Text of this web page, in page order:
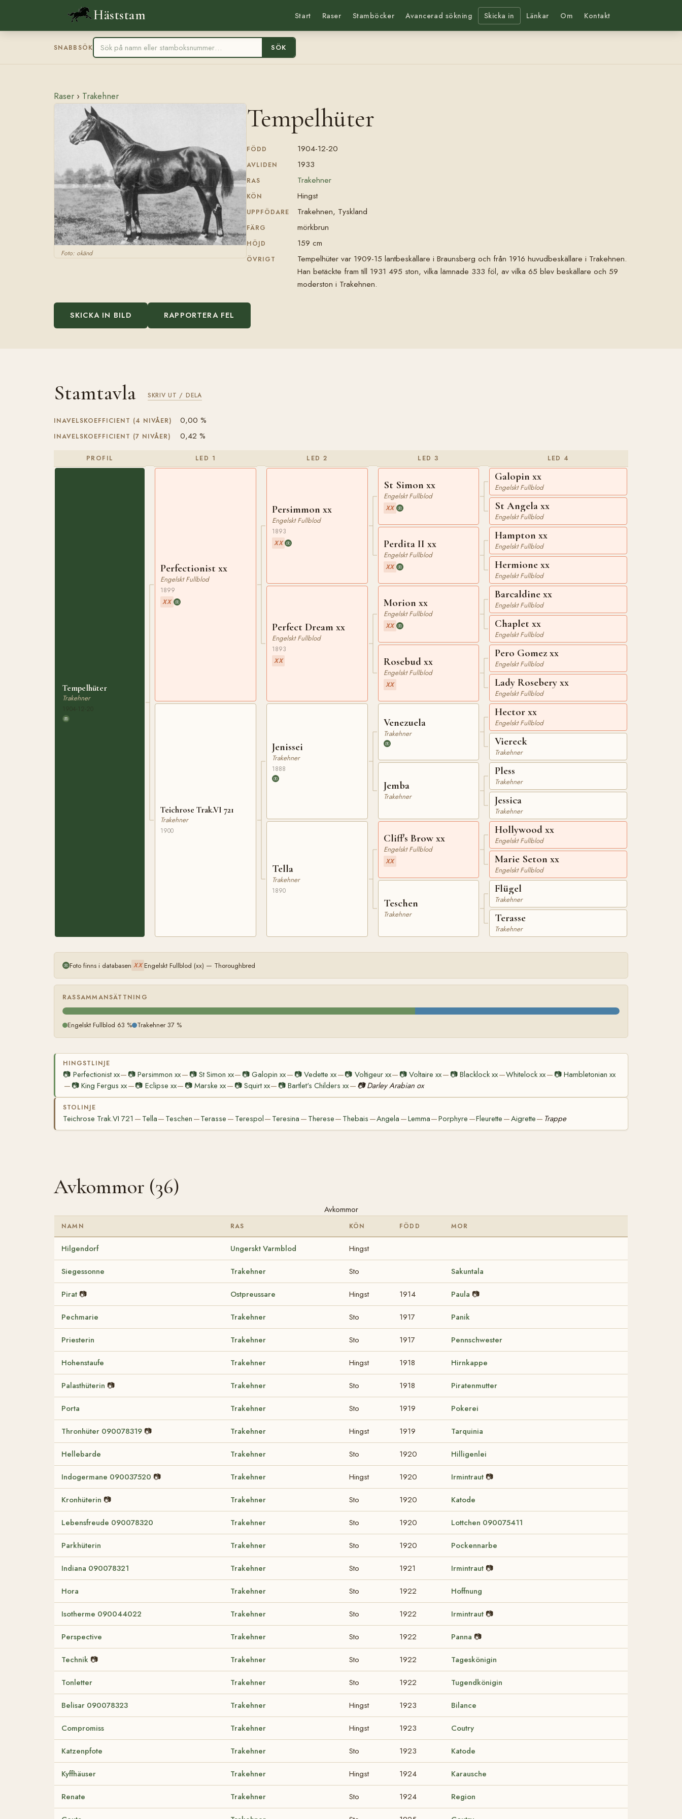
Häststam Start Raser Stamböcker Avancerad sökning Skicka in Länkar Om Kontakt
SNABBSÖK SÖK
Raser › Trakehner
Foto: okänd
Tempelhüter
FÖDD 1904-12-20
AVLIDEN 1933
RAS Trakehner
KÖN Hingst
UPPFÖDARE Trakehnen, Tyskland
FÄRG mörkbrun
HÖJD 159 cm
ÖVRIGT
Tempelhüter var 1909-15 lantbeskällare i Braunsberg och från 1916 huvudbeskällare i Trakehnen.
Han betäckte fram till 1931 495 ston, vilka lämnade 333 föl, av vilka 65 blev beskällare och 59
moderston i Trakehnen.
SKICKA IN BILD RAPPORTERA FEL
Stamtavla SKRIV UT / DELA
INAVELSKOEFFICIENT (4 NIVÅER) 0,00 %
INAVELSKOEFFICIENT (7 NIVÅER) 0,42 %
PROFIL
Tempelhüter
Trakehner
LED 1
Perfectionist xx
Engelskt Fullblod
1899
XX
Teichrose Trak.VI 721
Trakehner
1900
LED 2
Persimmon xx
Engelskt Fullblod
1893
XX
Perfect Dream xx
Engelskt Fullblod
1893
XX
Jenissei
Trakehner
1888
Tella
Trakehner
1890
LED 3
St Simon xx
Engelskt Fullblod
XX
Perdita II xx
Engelskt Fullblod
XX
Morion xx
Engelskt Fullblod
XX
Rosebud xx
Engelskt Fullblod
XX
Venezuela
Trakehner
Jemba
Trakehner
Cliff's Brow xx
Engelskt Fullblod
XX
Teschen
Trakehner
LED 4
Galopin xx
Engelskt Fullblod
St Angela xx
Engelskt Fullblod
Hampton xx
Engelskt Fullblod
Hermione xx
Engelskt Fullblod
Barcaldine xx
Engelskt Fullblod
Chaplet xx
Engelskt Fullblod
Pero Gomez xx
Engelskt Fullblod
Lady Rosebery xx
Engelskt Fullblod
Hector xx
Engelskt Fullblod
Viereck
Trakehner
Pless
Trakehner
Jessica
Trakehner
Hollywood xx
Engelskt Fullblod
Marie Seton xx
Engelskt Fullblod
Flügel
Trakehner
Terasse
Trakehner
Foto finns i databasen XX Engelskt Fullblod (xx) — Thoroughbred
RASSAMMANSÄTTNING
Engelskt Fullblod 63 % Trakehner 37 %
HINGSTLINJE
📷 Perfectionist xx— 📷Persimmon xx— 📷 St Simon xx— 📷 Galopin xx— 📷Vedette xx—📷 Voltigeur xx— 📷Voltaire xx— 📷Blacklock xx—Whitelock xx— 📷Hambletonian xx
— 📷King Fergus xx—📷 Eclipse xx— 📷Marske xx— 📷 Squirt xx— 📷 Bartlet's Childers xx— 📷 Darley Arabian ox
STOLINJE
Teichrose Trak.VI 721 — Tella— Teschen —Terasse — Terespol— Teresina — Therese— Thebais —Angela —Lemma—Porphyre —Fleurette —Aigrette— Trappe
Avkommor (36)
Avkommor
NAMN RAS KÖN FÖDD MOR
Hilgendorf Ungerskt Varmblod Hingst
Siegessonne Trakehner Sto Sakuntala
Pirat 📷 Ostpreussare Hingst 1914 Paula 📷
Pechmarie Trakehner Sto 1917 Panik
Priesterin Trakehner Sto 1917 Pennschwester
Hohenstaufe Trakehner Hingst 1918 Hirnkappe
Palasthüterin 📷 Trakehner Sto 1918 Piratenmutter
Porta Trakehner Sto 1919 Pokerei
Thronhüter 090078319 📷 Trakehner Hingst 1919 Tarquinia
Hellebarde Trakehner Sto 1920 Hilligenlei
Indogermane 090037520 📷 Trakehner Hingst 1920 Irmintraut 📷
Kronhüterin 📷 Trakehner Sto 1920 Katode
Lebensfreude 090078320 Trakehner Sto 1920 Lottchen 090075411
Parkhüterin Trakehner Sto 1920 Pockennarbe
Indiana 090078321 Trakehner Sto 1921 Irmintraut 📷
Hora Trakehner Sto 1922 Hoffnung
Isotherme 090044022 Trakehner Sto 1922 Irmintraut 📷
Perspective Trakehner Sto 1922 Panna 📷
Technik 📷 Trakehner Sto 1922 Tageskönigin
Tonletter Trakehner Sto 1922 Tugendkönigin
Belisar 090078323 Trakehner Hingst 1923 Bilance
Compromiss Trakehner Hingst 1923 Coutry
Katzenpfote Trakehner Sto 1923 Katode
Kyffhäuser Trakehner Hingst 1924 Karausche
Renate Trakehner Sto 1924 Region